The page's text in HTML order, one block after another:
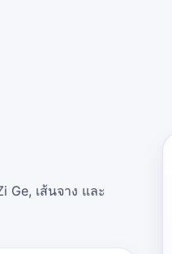
เส้นจาง และ